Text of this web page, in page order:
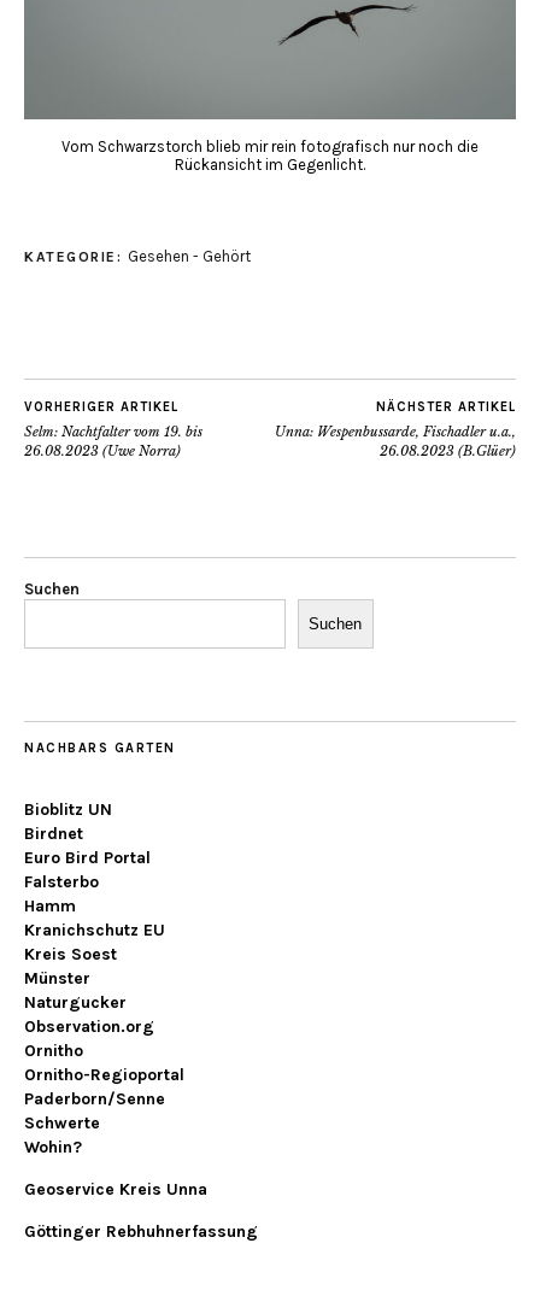
Vom Schwarzstorch blieb mir rein fotografisch nur noch die
Rückansicht im Gegenlicht.
KATEGORIE: Gesehen - Gehört
VORHERIGER ARTIKEL
Selm: Nachtfalter vom 19. bis
26.08.2023 (Uwe Norra)
NÄCHSTER ARTIKEL
Unna: Wespenbussarde, Fischadler u.a.,
26.08.2023 (B.Glüer)
Suchen
Suchen
NACHBARS GARTEN
Bioblitz UN
Birdnet
Euro Bird Portal
Falsterbo
Hamm
Kranichschutz EU
Kreis Soest
Münster
Naturgucker
Observation.org
Ornitho
Ornitho-Regioportal
Paderborn/Senne
Schwerte
Wohin?
Geoservice Kreis Unna
Göttinger Rebhuhnerfassung